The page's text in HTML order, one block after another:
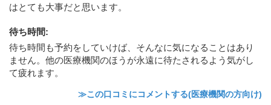
はとても大事だと思います。
待ち時間:
待ち時間も予約をしていけば、そんなに気になることはあり
ません。他の医療機関のほうが永遠に待たされるよう気がし
て疲れます。
≫この口コミにコメントする(医療機関の方向け)